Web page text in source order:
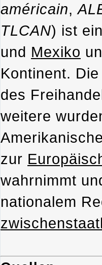
américain,
TLCAN) ist
und Mexiko
Kontinent.
des
weitere
zur
wahrnimmt
nationalem